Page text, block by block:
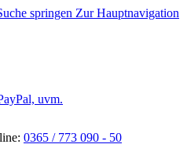
springen Zur Hauptnavigation
uvm.
0365 / 773 090 - 50